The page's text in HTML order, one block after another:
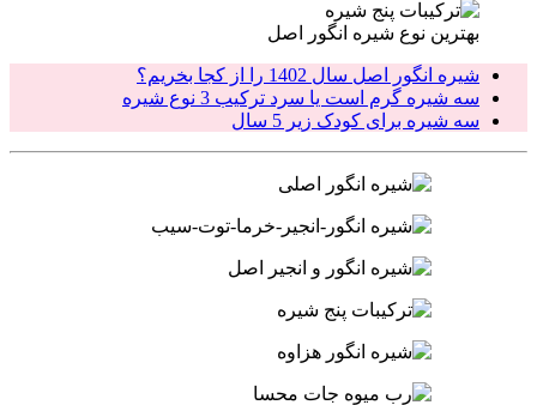
بهترین نوع شیره انگور اصل
شیره انگور اصل سال 1402 را از کجا بخریم؟
سه شیره گرم است یا سرد ترکیب 3 نوع شیره
سه شیره برای کودک زیر 5 سال